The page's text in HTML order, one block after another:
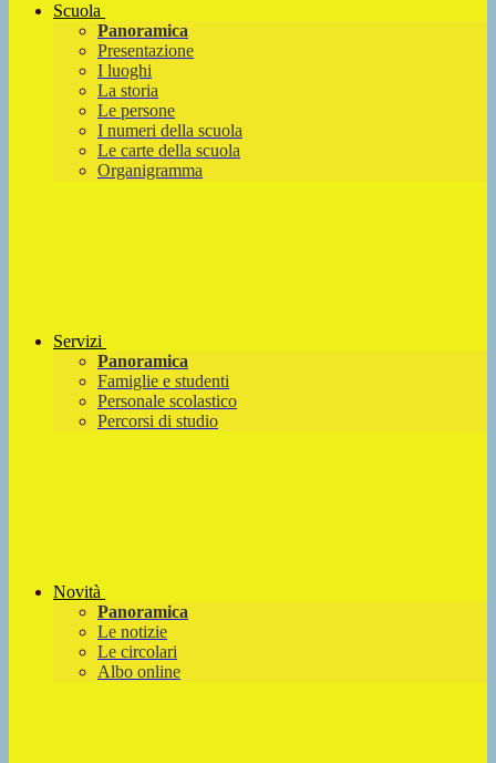
Scuola
Panoramica
Presentazione
I luoghi
La storia
Le persone
I numeri della scuola
Le carte della scuola
Organigramma
Servizi
Panoramica
Famiglie e studenti
Personale scolastico
Percorsi di studio
Novità
Panoramica
Le notizie
Le circolari
Albo online